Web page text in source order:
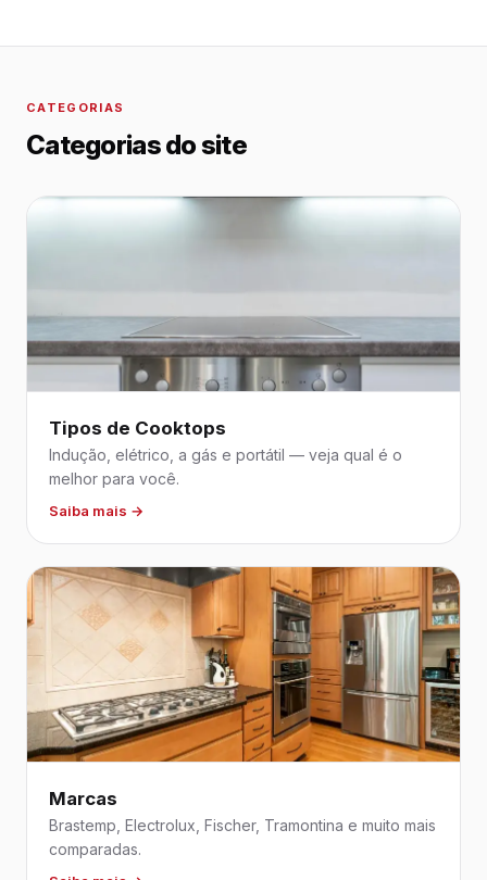
CATEGORIAS
Categorias do site
Tipos de Cooktops
Indução, elétrico, a gás e portátil — veja qual é o
melhor para você.
Saiba mais →
Marcas
Brastemp, Electrolux, Fischer, Tramontina e muito mais
comparadas.